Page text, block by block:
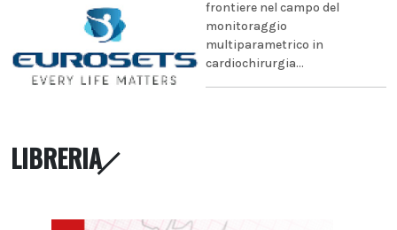
frontiere nel campo del
monitoraggio
multiparametrico in
cardiochirurgia...
LIBRERIA